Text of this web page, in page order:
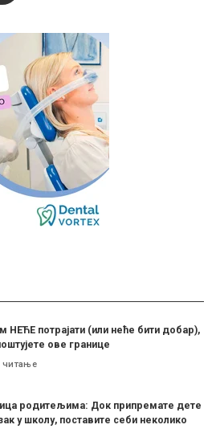
НЕЋЕ потрајати (или неће бити добар),
ове границе
читање
родитељима: Док припремате дете
у школу, поставите себи неколико